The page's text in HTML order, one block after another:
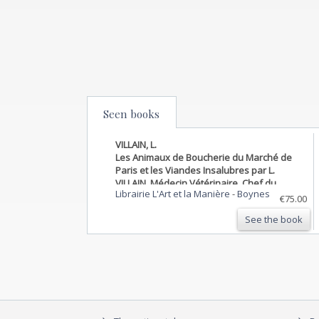
Seen books
VILLAIN, L.
Les Animaux de Boucherie du Marché de
Paris et les Viandes Insalubres par L.
VILLAIN, Médecin Vétérinaire, Chef du
Service d'Inspection de la Boucherie de
Librairie L'Art et la Manière -Boynes
€75.00
See the book